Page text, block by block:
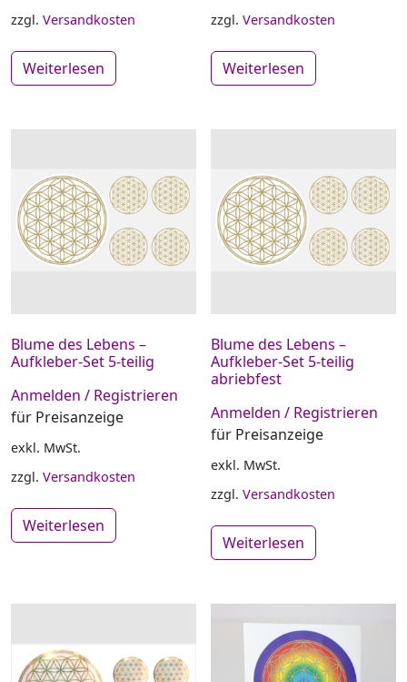
zzgl. Versandkosten
Weiterlesen
zzgl.Versandkosten
Weiterlesen
Blume des Lebens –
Aufkleber-Set 5-teilig
Anmelden / Registrieren
für Preisanzeige
exkl. MwSt.
zzgl. Versandkosten
Weiterlesen
Blume des Lebens –
Aufkleber-Set 5-teilig
abriebfest
Anmelden / Registrieren
für Preisanzeige
exkl. MwSt.
zzgl.Versandkosten
Weiterlesen